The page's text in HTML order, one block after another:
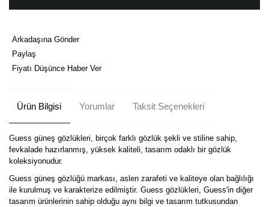
Arkadaşına Gönder
Paylaş
Fiyatı Düşünce Haber Ver
Ürün Bilgisi Yorumlar Taksit Seçenekleri
Guess güneş gözlükleri, birçok farklı gözlük şekli ve stiline sahip,
fevkalade hazırlanmış, yüksek kaliteli, tasarım odaklı bir gözlük
koleksiyonudur.
Guess güneş gözlüğü markası, aslen zarafeti ve kaliteye olan bağlılığı
ile kurulmuş ve karakterize edilmiştir. Guess gözlükleri, Guess'in diğer
tasarım ürünlerinin sahip olduğu aynı bilgi ve tasarım tutkusundan